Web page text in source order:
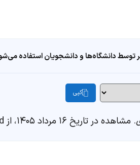
دانشگاه‌ها و دانشجویان استفاده
کپی
. مشاهده در تاریخ ۱۶ مرداد ۱۴۰۵، از https://fastdic.com/word/سرمطلب